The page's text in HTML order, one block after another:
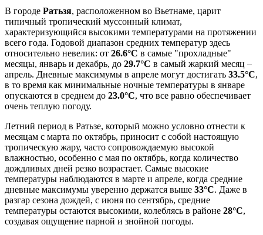
В городе Ратьзя, расположенном во Вьетнаме, царит
типичный тропический муссонный климат,
характеризующийся высокими температурами на протяжении
всего года. Годовой диапазон средних температур здесь
относительно невелик: от 26.6°C в самые "прохладные"
месяцы, январь и декабрь, до 29.7°C в самый жаркий месяц –
апрель. Дневные максимумы в апреле могут достигать 33.5°C,
в то время как минимальные ночные температуры в январе
опускаются в среднем до 23.0°C, что все равно обеспечивает
очень теплую погоду.
Летний период в Ратьзе, который можно условно отнести к
месяцам с марта по октябрь, приносит с собой настоящую
тропическую жару, часто сопровождаемую высокой
влажностью, особенно с мая по октябрь, когда количество
дождливых дней резко возрастает. Самые высокие
температуры наблюдаются в марте и апреле, когда средние
дневные максимумы уверенно держатся выше 33°C. Даже в
разгар сезона дождей, с июня по сентябрь, средние
температуры остаются высокими, колеблясь в районе 28°C,
создавая ощущение парной и знойной погоды.